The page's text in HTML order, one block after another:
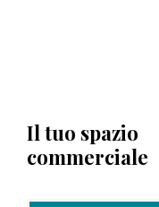
Il tuo spazio
commerciale